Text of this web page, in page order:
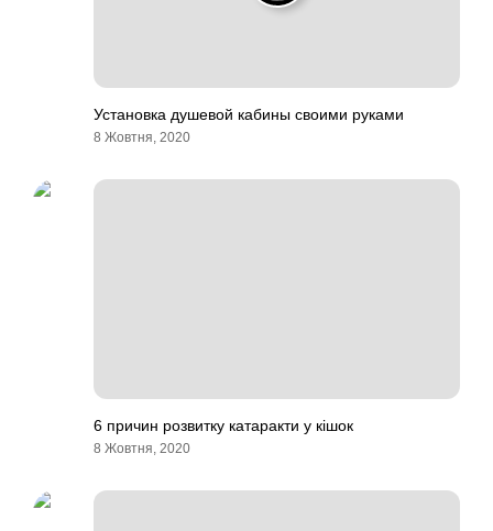
Установка душевой кабины своими руками
8 Жовтня, 2020
6 причин розвитку катаракти у кішок
8 Жовтня, 2020